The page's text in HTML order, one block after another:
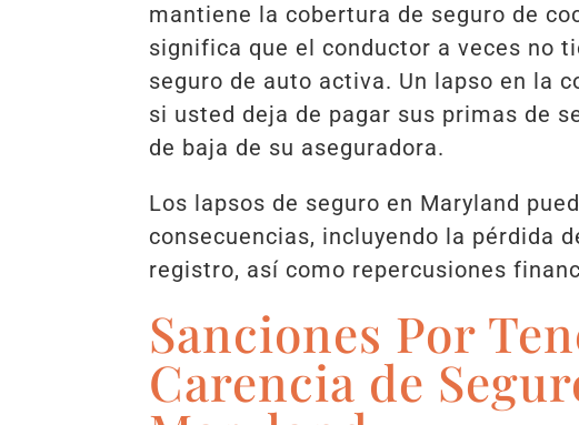
mantiene la cobertura de seguro de
significa que el conductor a veces no
seguro de auto activa. Un lapso en la
si usted deja de pagar sus primas de
de baja de su aseguradora.
Los lapsos de seguro en Maryland
consecuencias, incluyendo la pérdida
registro, así como repercusiones
Sanciones Por
Carencia de